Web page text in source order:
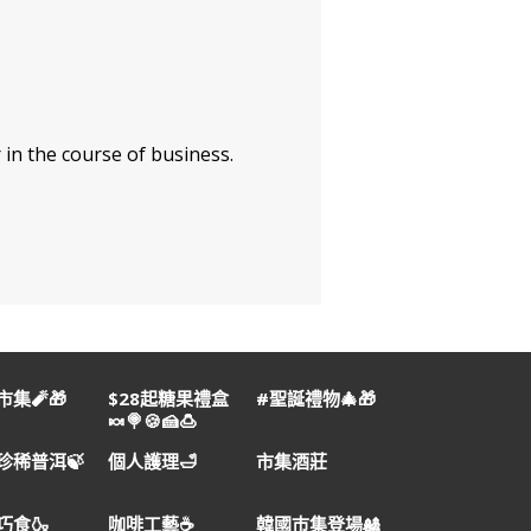
the course of business.
集🧨🎁
$28起糖果禮盒
🍬🍭🍪🍰🍮
#聖誕禮物🎄🎁
稀普洱🍃 個人護理🛁 市集酒莊
食🍶 咖啡工藝☕ 韓國巿集登場🎎